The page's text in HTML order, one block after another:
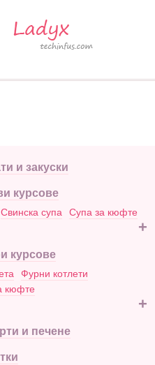
и закуски
курсове
Свинска супа Супа за кюфте
+
курсове
Фурни котлети
кюфте
+
и печене